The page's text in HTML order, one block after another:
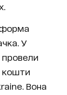
У
провели
кошти
Вона